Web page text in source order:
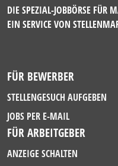
DIE SPEZIAL-JOBBÖRSE
EIN SERVICE VON
FÜR BEWERBER
STELLENGESUCH AUFGEBEN
JOBS PER E-MAIL
FÜR ARBEITGEBER
ANZEIGE SCHALTEN